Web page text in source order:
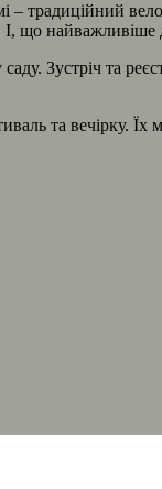
– традиційний
що
Зустріч та
та вечірку. Їх